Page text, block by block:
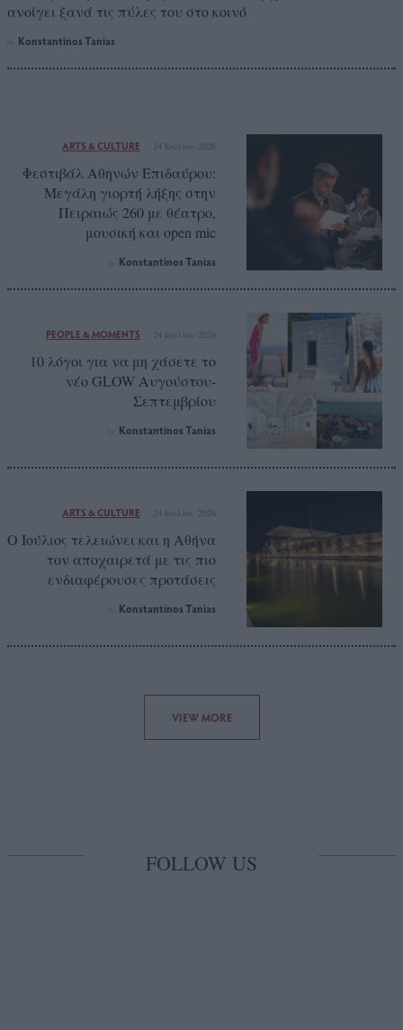
ανοίγει ξανά τις πύλες του στο κοινό
Konstantinos Tanias
ARTS & CULTURE 24 Ιουλίου 2026
Φεστιβάλ Αθηνών Επιδαύρου:
Μεγάλη γιορτή λήξης στην
Πειραιώς 260 με θέατρο,
μουσική και open mic
Konstantinos Tanias
PEOPLE & MOMENTS 24 Ιουλίου 2026
10 λόγοι για να μη χάσετε το
νέο GLOW Αυγούστου-
Σεπτεμβρίου
Konstantinos Tanias
ARTS & CULTURE 24 Ιουλίου 2026
O Ιούλιος τελειώνει και η Αθήνα
τον αποχαιρετά με τις πιο
ενδιαφέρουσες προτάσεις
Konstantinos Tanias
VIEW MORE
FOLLOW US